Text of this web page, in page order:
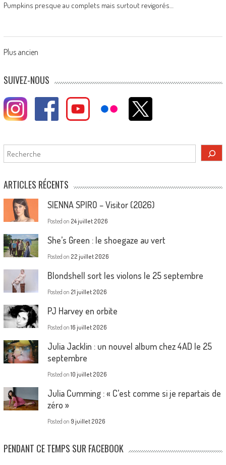
Pumpkins presque au complets mais surtout revigorés…
Posts
navigation
Plus ancien
SUIVEZ-NOUS
Rechercher
ARTICLES RÉCENTS
SIENNA SPIRO – Visitor (2026)
Posted on 24 juillet 2026
She’s Green : le shoegaze au vert
Posted on 22 juillet 2026
Blondshell sort les violons le 25 septembre
Posted on 21 juillet 2026
PJ Harvey en orbite
Posted on 16 juillet 2026
Julia Jacklin : un nouvel album chez 4AD le 25
septembre
Posted on 10 juillet 2026
Julia Cumming : « C’est comme si je repartais de
zéro »
Posted on 9 juillet 2026
PENDANT CE TEMPS SUR FACEBOOK